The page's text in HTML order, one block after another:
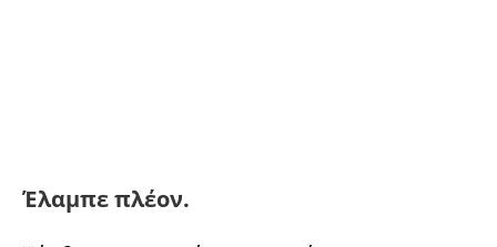
Έλαμπε πλέον.